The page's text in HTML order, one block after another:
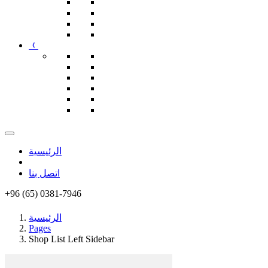
الرئيسية
اتصل بنا
+96 (65) 0381-7946
الرئيسية
Pages
Shop List Left Sidebar